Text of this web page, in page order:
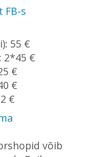
FB-s
55 €
2*45 €
€
€
€
võib